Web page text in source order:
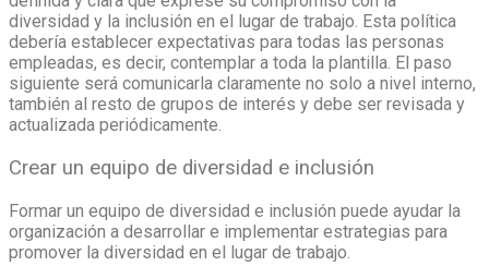
diversidad y la inclusión en el lugar de trabajo. Esta política
debería establecer expectativas para todas las personas
empleadas, es decir, contemplar a toda la plantilla. El paso
siguiente será comunicarla claramente no solo a nivel interno,
también al resto de grupos de interés y debe ser revisada y
actualizada periódicamente.
Crear un equipo de diversidad e inclusión
Formar un equipo de diversidad e inclusión puede ayudar la
organización a desarrollar e implementar estrategias para
promover la diversidad en el lugar de trabajo.